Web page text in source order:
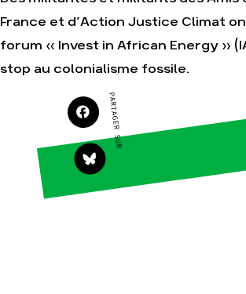
Agir
S'engager sur le
terrain
Agir au quotidien
Soutenir les
campagnes
Transmettre tout ou
France et d’Action Justice Climat
forum « Invest in African Energy »
stop au colonialisme fossile.
PARTAGER SUR